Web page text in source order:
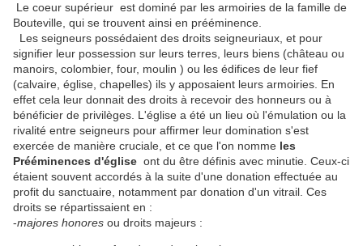
Le coeur supérieur est dominé par les armoiries de la famille de
Bouteville, qui se trouvent ainsi en prééminence.
Les seigneurs possédaient des droits seigneuriaux, et pour
signifier leur possession sur leurs terres, leurs biens (château ou
manoirs, colombier, four, moulin ) ou les édifices de leur fief
(calvaire, église, chapelles) ils y apposaient leurs armoiries. En
effet cela leur donnait des droits à recevoir des honneurs ou à
bénéficier de privilèges. L'église a été un lieu où l'émulation ou la
rivalité entre seigneurs pour affirmer leur domination s'est
exercée de manière cruciale, et ce que l'on nomme les
Prééminences d'église ont du être définis avec minutie. Ceux-ci
étaient souvent accordés à la suite d'une donation effectuée au
profit du sanctuaire, notamment par donation d'un vitrail. Ces
droits se répartissaient en :
-majores honores ou droits majeurs :